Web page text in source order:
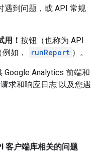
遇到问题，或 API 常规
用！ 按钮（也称为 API
如，
runReport ）。
Google Analytics 前端和
求和响应日志 以及您遇
客户端库相关的问题